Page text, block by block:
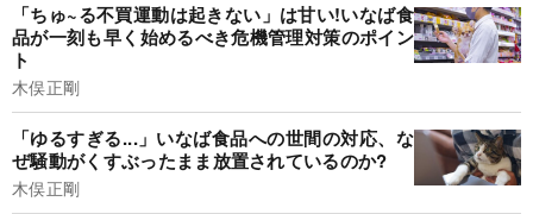
「ちゅ~る不買運動は起きない」は甘い!いなば食
品が一刻も早く始めるべき危機管理対策のポイン
ト
木俣正剛
「ゆるすぎる...」いなば食品への世間の対応、な
ぜ騒動がくすぶったまま放置されているのか?
木俣正剛